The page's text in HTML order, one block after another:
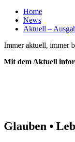
Home
News
Aktuell –
Immer aktuell, immer
Mit dem Aktuell
Glauben •